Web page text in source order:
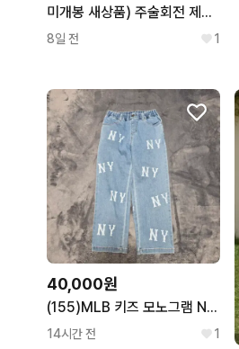
미개봉 새상품) 주술회전 제일복권 리카 라스트원 유타 g상 세트
8일 전 1
40,000원
(155)MLB 키즈 모노그램 NY 데님 팬츠
14시간 전 1